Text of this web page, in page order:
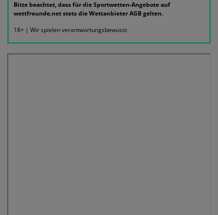
Bitte beachtet, dass für die Sportwetten-Angebote auf
wettfreunde.net stets die Wettanbieter AGB gelten.
18+ | Wir spielen verantwortungsbewusst